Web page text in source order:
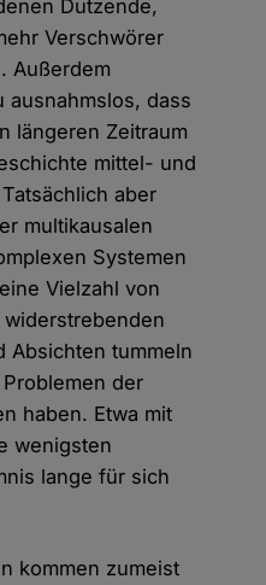
Dutzende,
Verschwörer
Außerdem
ausnahmslos, dass
längeren Zeitraum
mittel- und
aber
multikausalen
Systemen
Vielzahl von
Absichten tummeln
der
haben. Etwa mit
wenigsten
lange für sich
kommen zumeist